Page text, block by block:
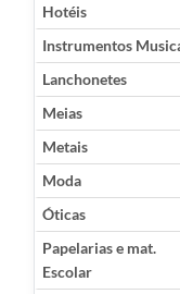
Hotéis
Instrumentos
Lanchonetes
Meias
Metais
Moda
Óticas
Papelarias e mat.
Escolar